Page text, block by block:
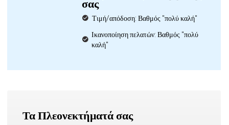
σας
Τιμή/απόδοση: Βαθμός "πολύ καλή"
Ικανοποίηση πελατών: Βαθμός "πολύ
καλή"
Τα Πλεονεκτήματά σας